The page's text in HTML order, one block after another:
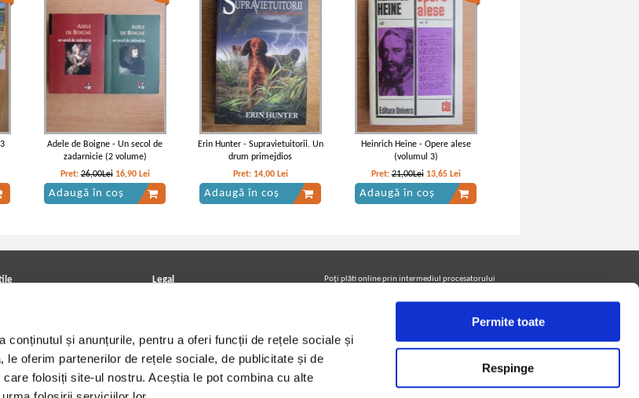
conținutul și anunțurile, pentru a oferi funcții de rețele sociale și
le oferim partenerilor de rețele sociale, de publicitate și de
folosiți site-ul nostru. Aceștia le pot combina cu alte
Permite toate
Respinge
Adele de Boigne - Un secol de
zadarnicie (2 volume)
Pret:26,00Lei 16,90 Lei
Adaugă în coș
Erin Hunter - Supravietuitorii. Un
drum primejdios
Pret: 14,00 Lei
Adaugă în coș
Heinrich Heine - Opere alese
(volumul 3)
Pret:21,00Lei 13,65 Lei
Adaugă în coș
CD/DVD
Legal
Termeni si conditii
Utilizare cookie-uri
Poţi plăti online prin intermediul procesatorului
Urmăreşte-ne pe facebook pentru a fi la curent cu